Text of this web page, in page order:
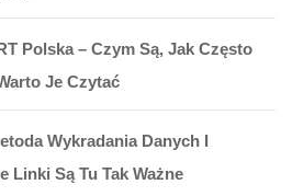
Polska – Czym Są, Jak Często
Je Czytać
Wykradania Danych I
Linki Są Tu Tak Ważne